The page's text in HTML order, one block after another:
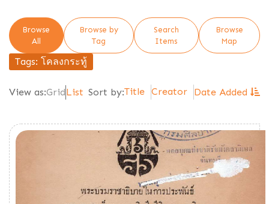
Browse
All
Browse by
Tag
Search
Items
Browse
Map
Tags: โคลงกระทู้
View as:GridList Sort by:Title Creator Date Added